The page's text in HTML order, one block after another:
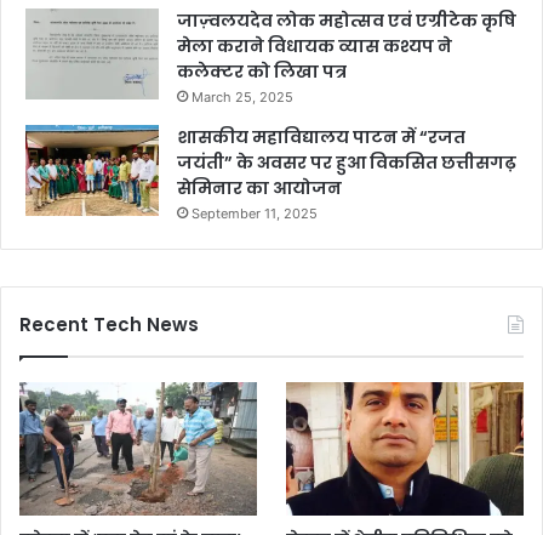
जाज़्वलयदेव लोक महोत्सव एवं एग्रीटेक कृषि
मेला कराने विधायक व्यास कश्यप ने
कलेक्टर को लिखा पत्र
March 25, 2025
शासकीय महाविद्यालय पाटन में “रजत
जयंती” के अवसर पर हुआ विकसित छत्तीसगढ़
सेमिनार का आयोजन
September 11, 2025
Recent Tech News